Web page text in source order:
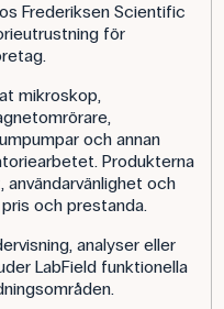
Frederiksen Scientific
för
mikroskop,
och annan
Produkterna
och
och prestanda.
analyser eller
LabField funktionella